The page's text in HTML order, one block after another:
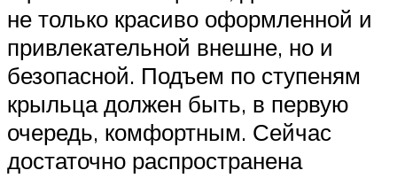
не только красиво оформленной и
привлекательной внешне, но и
безопасной. Подъем по ступеням
крыльца должен быть, в первую
очередь, комфортным. Сейчас
достаточно распространена